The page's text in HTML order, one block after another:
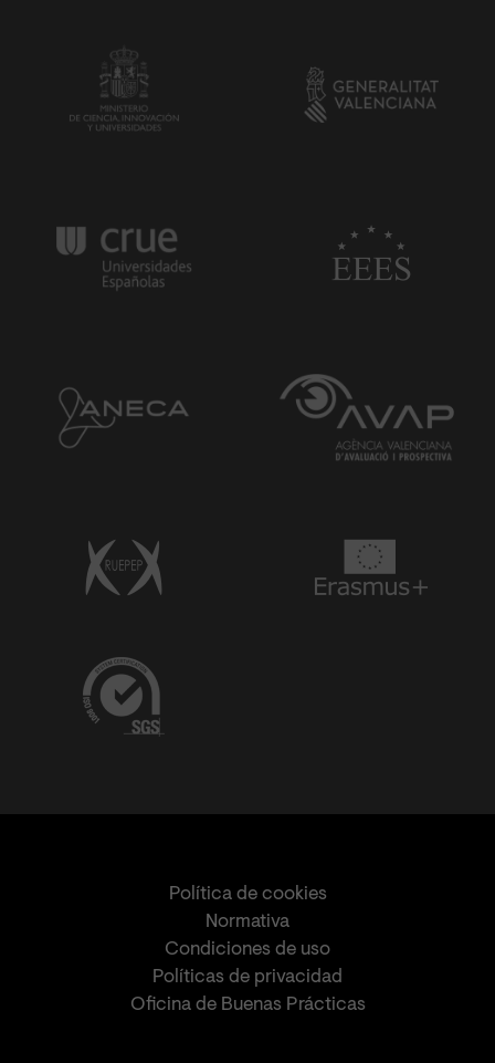
Política de cookies
Normativa
Condiciones de uso
Políticas de privacidad
Oficina de Buenas Prácticas